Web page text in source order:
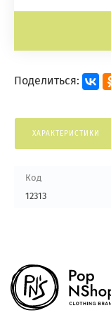
Поделиться:
ХАРАКТЕРИСТИКИ
Код
12313